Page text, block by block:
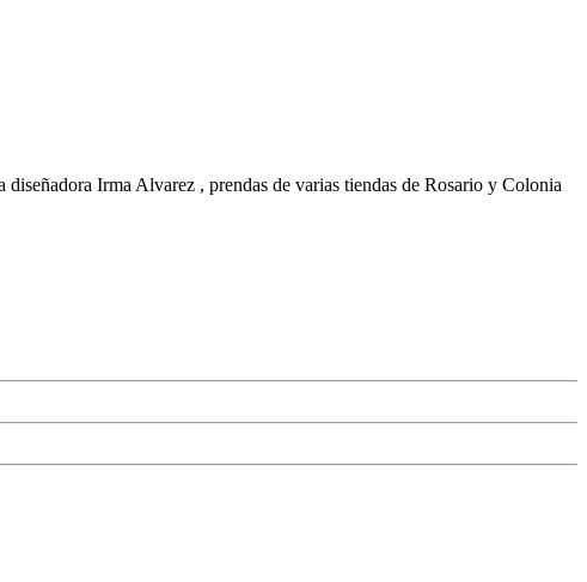
Irma Alvarez , prendas de varias tiendas de Rosario y Colonia